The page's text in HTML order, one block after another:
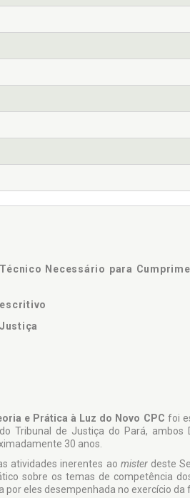
Necessário para
e Prática à Luz do Novo CPC foi
Tribunal de Justiça do Pará, ambos
30 anos.
atividades inerentes ao mister deste
sobre os temas de competência
eles desempenhada no exercício da